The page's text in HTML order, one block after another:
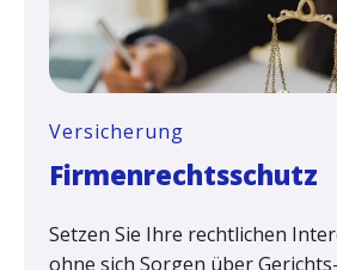
Versicherung
Firmenrechtsschutz
Setzen Sie Ihre rechtlichen
ohne sich Sorgen über